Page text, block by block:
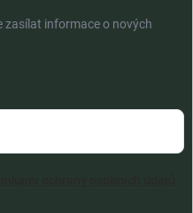
zasílat informace o nových